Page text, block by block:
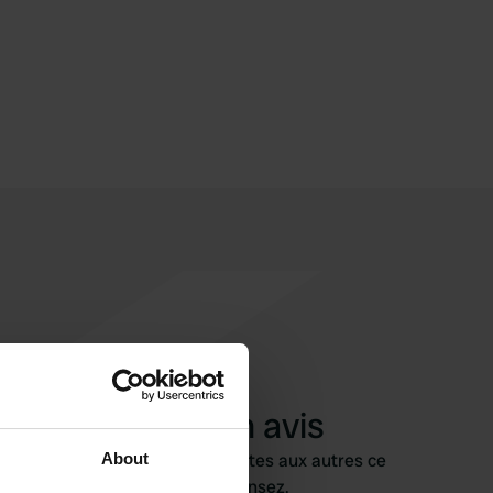
About
Ajouter un avis
Vous êtes déjà venu ici ? Dites aux autres ce
que vous en pensez.